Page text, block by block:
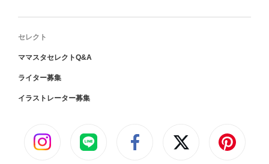
セレクト
ママスタセレクトQ&A
ライター募集
イラストレーター募集